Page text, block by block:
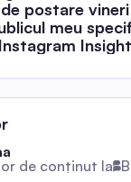
postare vineri
meu
de conținut la